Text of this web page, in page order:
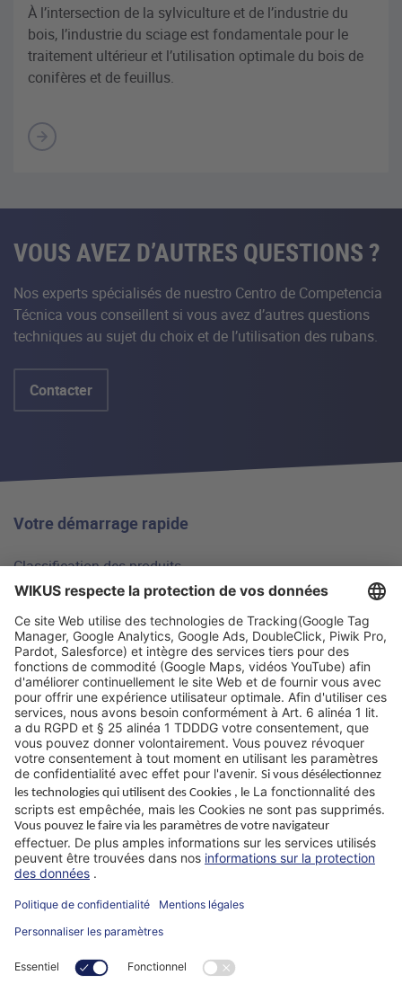
À l’intersection de la sylviculture et de l’industrie du
bois, l’industrie du sciage est fondamentale pour le
traitement ultérieur et l’utilisation optimale du bois de
conifères et de feuillus.
VOUS AVEZ D’AUTRES QUESTIONS ?
Nos experts spécialisés de nuestro Centro de Competencia
Técnica vous conseillent si vous avez d’autres questions
techniques au sujet du choix et de l’utilisation des rubans.
Contacter
Votre démarrage rapide
Classification des produits
Sélecteur de lame
Bases techniques
FAQ
Sites
Pourquoi WIKUS
Guide technique
Société